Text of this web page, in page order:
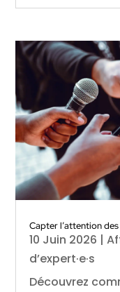
Capter l’attention
10 Juin 2026 |
d’expert·e·s
Découvrez